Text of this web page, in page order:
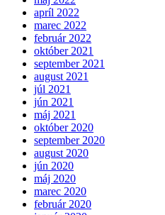
apríl 2022
marec 2022
február 2022
október 2021
september 2021
august 2021
júl 2021
jún 2021
máj 2021
október 2020
september 2020
august 2020
jún 2020
máj 2020
marec 2020
február 2020